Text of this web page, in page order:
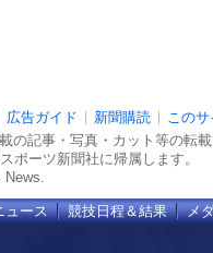
広告ガイド 新聞購読
この
の記事・写真・カット等の転
ポーツ新聞社に帰属します。
ュース 競技日程＆結果 メ